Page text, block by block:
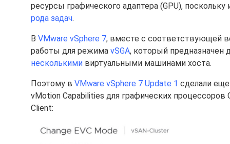
ресурсы графического адаптера (GPU),
рода задач.
В VMware vSphere 7, вместе с соответствующей
работы для режима vSGA, который предназначен
несколькими виртуальными машинами хоста.
Поэтому в VMware vSphere 7 Update 1 сделали
vMotion Capabilities для графических процессоров
Client: